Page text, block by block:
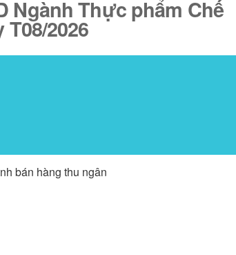
Ngành Thực phẩm Chế
2026
bán hàng thu ngân